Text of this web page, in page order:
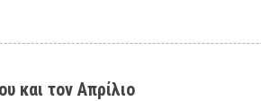
και τον Απρίλιο